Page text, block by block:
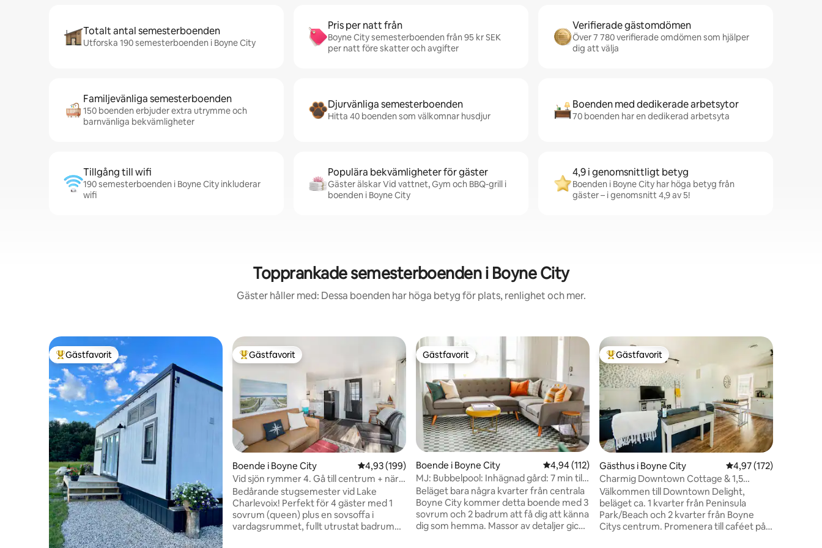
Totalt antal semesterboenden
Utforska 190 semesterboenden i Boyne City
Pris per natt från
Boyne City semesterboenden från 95 kr SEK
per natt före skatter och avgifter
Verifierade gästomdömen
Över 7 780 verifierade omdömen som hjälper
dig att välja
Familjevänliga semesterboenden
150 boenden erbjuder extra utrymme och
barnvänliga bekvämligheter
Djurvänliga semesterboenden
Hitta 40 boenden som välkomnar husdjur
Boenden med dedikerade arbetsytor
70 boenden har en dedikerad arbetsyta
Tillgång till wifi
190 semesterboenden i Boyne City inkluderar
wifi
Populära bekvämligheter för gäster
Gäster älskar Vid vattnet, Gym och BBQ-grill i
boenden i Boyne City
4,9 i genomsnittligt betyg
Boenden i Boyne City har höga betyg från
gäster – i genomsnitt 4,9 av 5!
Topprankade semesterboenden i Boyne City
Gäster håller med: Dessa boenden har höga betyg för plats, renlighet och mer.
Populär gästfavorit
Gästfavorit Populär gästfavorit
Gästfavorit
Boende i Boyne City 4,93 av 5 i genomsnittligt betyg, 199 omdömen
4,93 (199)
Vid sjön rymmer 4. Gå till centrum + nära
Boyne Mtn
Bedårande stugsemester vid Lake
Charlevoix! Perfekt för 4 gäster med 1
sovrum (queen) plus en sovsoffa i
vardagsrummet, fullt utrustat badrum
Gästfavorit
Gästfavorit
Boende i Boyne City 4,94 av 5 i genomsnittligt betyg, 112 omdömen
4,94 (112)
MJ: Bubbelpool: Inhägnad gård: 7 min till
skidbacken
Beläget bara några kvarter från centrala
Boyne City kommer detta boende med 3
sovrum och 2 badrum att få dig att känna
dig som hemma. Massor av detaljer gick
Populär gästfavorit
Gästfavorit
Gästhus i Boyne City 4,97 av 5 i
4,97 (172)
Charmig Downtown Cottage & 1,5
kvarter till stranden
Välkommen till Downtown Delight,
beläget ca. 1 kvarter från Peninsula
Park/Beach och 2 kvarter från Boyne
Citys centrum. Promenera till caféet på